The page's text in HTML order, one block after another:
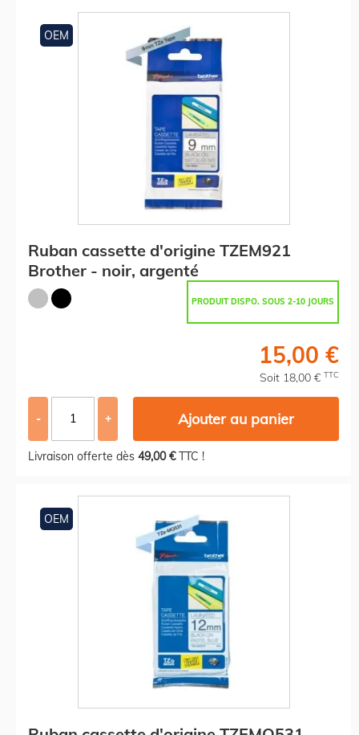
OEM
Ruban cassette d'origine TZEM921
Brother - noir, argenté
PRODUIT DISPO. SOUS 2-10 JOURS
15,00 €
Soit 18,00 € TTC
- + Ajouter au panier
Livraison offerte dès 49,00 €TTC !
OEM